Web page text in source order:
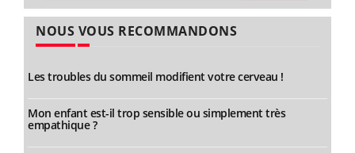
NOUS VOUS RECOMMANDONS
Les troubles du sommeil modifient votre cerveau !
Mon enfant est-il trop sensible ou simplement très
empathique ?